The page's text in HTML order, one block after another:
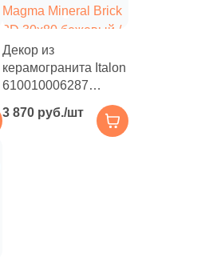
Декор из
керамогранита Italon
610010006287
Магма Минерал /
Magma Mineral Brick
3 870 руб./шт